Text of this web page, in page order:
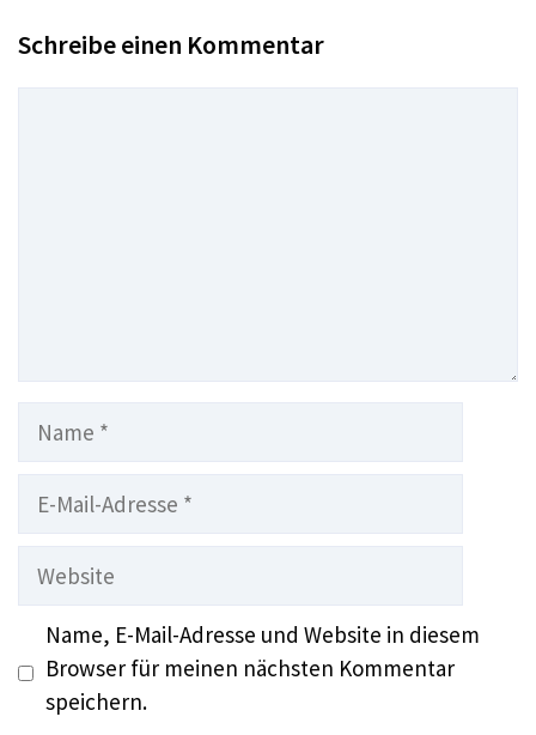
Schreibe einen Kommentar
Name
Website
Name, E-Mail-Adresse und Website in diesem
Browser für meinen nächsten Kommentar
speichern.